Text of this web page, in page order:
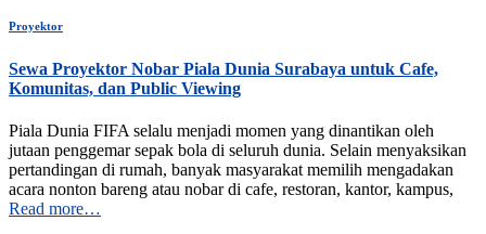
Proyektor
Sewa Proyektor Nobar Piala Dunia Surabaya untuk Cafe,
Komunitas, dan Public Viewing
Piala Dunia FIFA selalu menjadi momen yang dinantikan oleh
jutaan penggemar sepak bola di seluruh dunia. Selain menyaksikan
pertandingan di rumah, banyak masyarakat memilih mengadakan
acara nonton bareng atau nobar di cafe, restoran, kantor, kampus,
Read more…